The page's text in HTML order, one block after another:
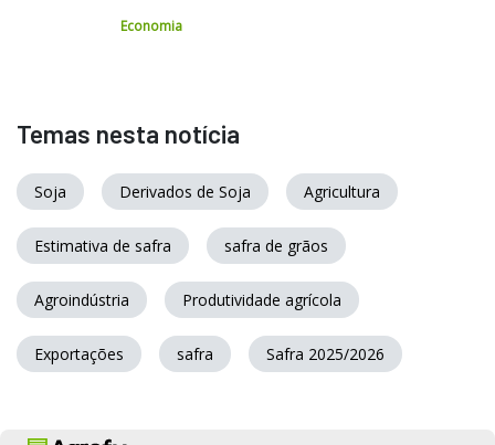
Economia
Temas nesta notícia
Soja Derivados de Soja Agricultura
Estimativa de safra safra de grãos
Agroindústria Produtividade agrícola
Exportações safra Safra 2025/2026